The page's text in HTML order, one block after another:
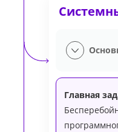
Главная